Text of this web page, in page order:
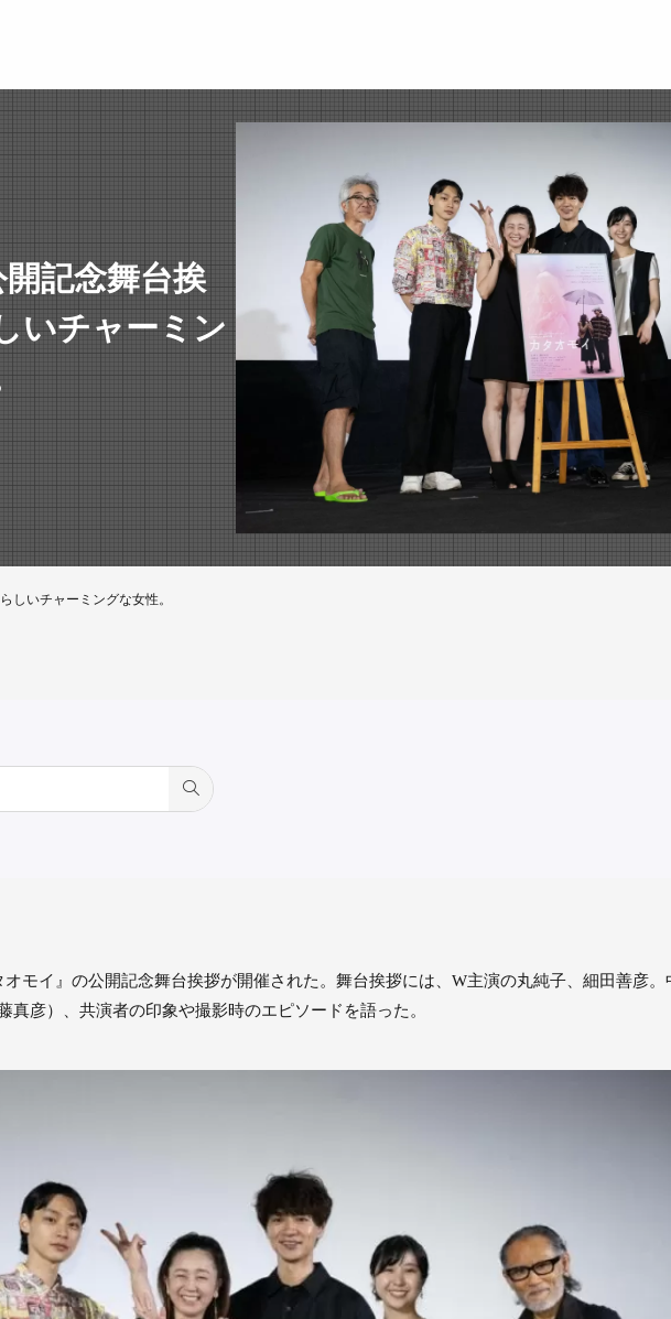
記念舞台挨
いチャーミン
しいチャーミングな女性。
モイ』の公開記念舞台挨拶が開催された。舞台挨拶には、W主演の丸純子、細田善彦。
彦）、共演者の印象や撮影時のエピソードを語った。